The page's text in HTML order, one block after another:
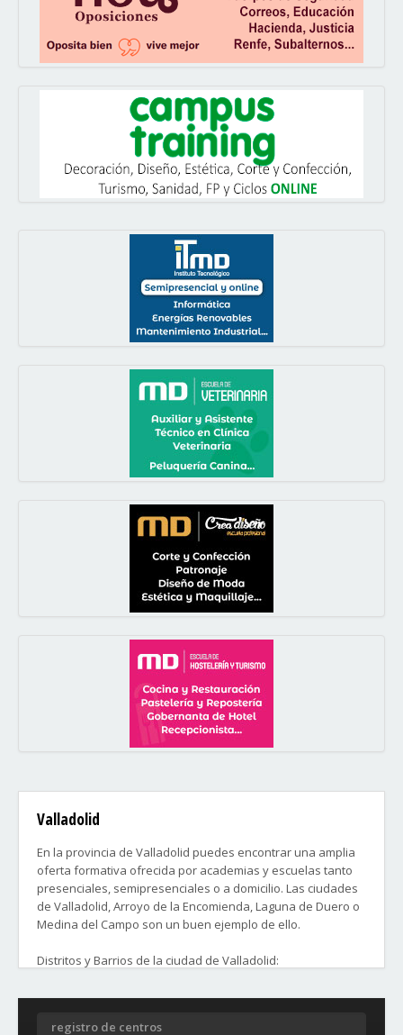
Valladolid
En la provincia de Valladolid puedes encontrar una amplia
oferta formativa ofrecida por academias y escuelas tanto
presenciales, semipresenciales o a domicilio. Las ciudades
de Valladolid, Arroyo de la Encomienda, Laguna de Duero o
Medina del Campo son un buen ejemplo de ello.
Distritos y Barrios de la ciudad de Valladolid:
1. Centro
registro de centros